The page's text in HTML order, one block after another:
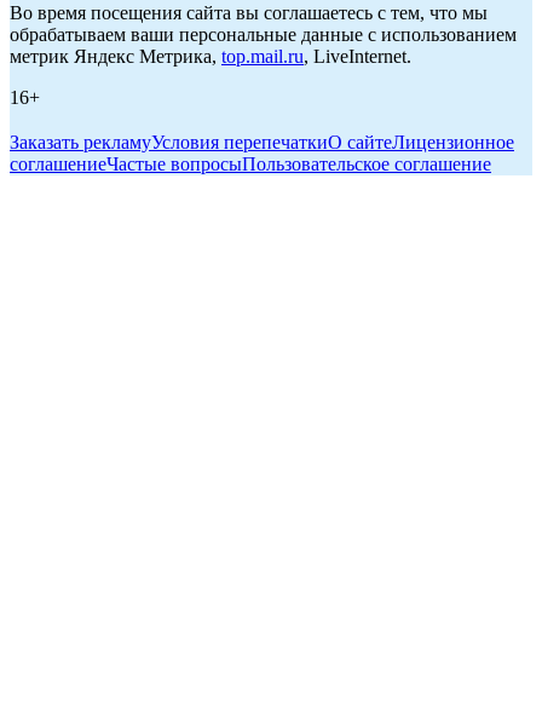
Во время посещения сайта вы соглашаетесь с тем, что мы
обрабатываем ваши персональные данные с использованием
метрик Яндекс Метрика, top.mail.ru, LiveInternet.
16+
Заказать рекламуУсловия перепечаткиО сайтеЛицензионное
соглашениеЧастые вопросыПользовательское соглашение